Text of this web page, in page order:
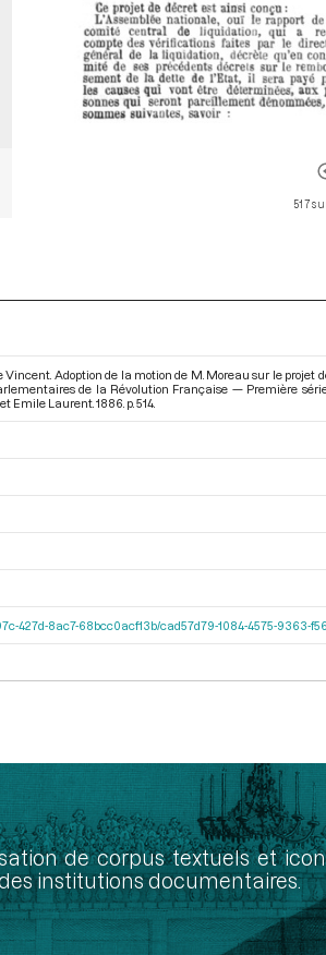
517
Vincent. Adoption de la motion de M. Moreau sur le
de la Révolution Française — Première
Emile Laurent. 1886. p. 514.
427d-8ac7-68bcc0acf13b/cad57d79-1084-4575-9363-
de corpus textuels et
institutions documentaires.